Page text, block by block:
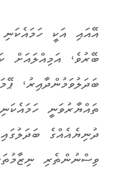
އޭއައި އަކީ
ބޭރުވެ،
ބަދަލުވަމުންދާއިރު،
ތައްޔާރުވަނީ
ދުނިޔެއެއްގެ
ވިސްނުންތެރި